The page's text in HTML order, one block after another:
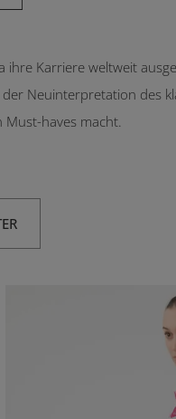
Karriere weltweit
Neuinterpretation des
haves macht.